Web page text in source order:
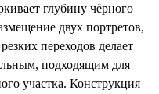
глубину чёрного
двух портретов,
переходов делает
подходящим для
участка. Конструкция